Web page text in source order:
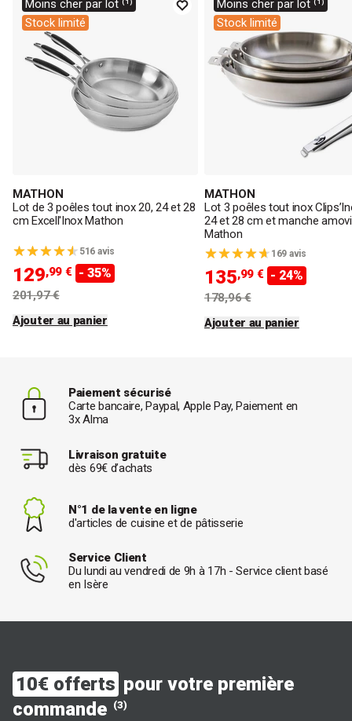
Moins cher par lot ⁽¹⁾
Stock limité
MATHON
Lot de 3 poêles tout inox 20, 24 et 28
cm Excell'Inox Mathon
516 avis
129,99 € - 35%
201,97 €
Ajouter au panier
Moins cher par lot ⁽¹⁾
Stock limité
MATHON
Lot 3 poêles tout inox
24 et 28 cm et manche
Mathon
169 avis
135,99 € - 24%
178,96 €
Ajouter au panier
Paiement sécurisé
Carte bancaire, Paypal, Apple Pay, Paiement en
3x Alma
Livraison gratuite
dès 69€ d’achats
N°1 de la vente en ligne
d'articles de cuisine et de pâtisserie
Service Client
Du lundi au vendredi de 9h à 17h - Service client basé
en Isère
10€ offerts pour votre première
commande (3)